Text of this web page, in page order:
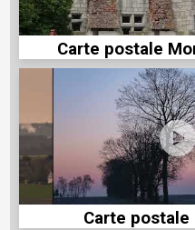
Carte postale
Carte postale